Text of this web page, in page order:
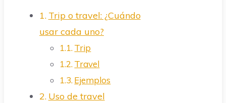
Trip o travel: ¿Cuándo
usar cada uno?
Trip
Travel
Ejemplos
Uso de travel